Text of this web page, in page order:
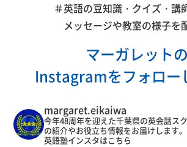
＃英語の豆知識・クイズ・講
メッセージや教室の様子を
マーガレットの
Instagramをフォロー
margaret.eikaiwa
今年48周年を迎えた千葉県の英会話ス
の紹介やお役立ち情報をお届けします。
英語塾インスタはこちら